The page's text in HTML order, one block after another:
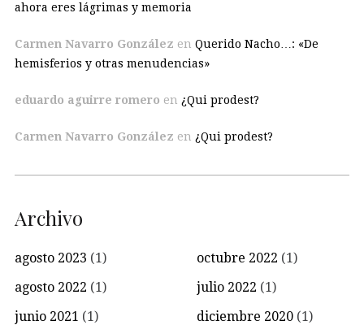
ahora eres lágrimas y memoria
Carmen Navarro González en Querido Nacho…: «De
hemisferios y otras menudencias»
eduardo aguirre romero en ¿Qui prodest?
Carmen Navarro González en ¿Qui prodest?
Archivo
agosto 2023 (1) octubre 2022 (1)
agosto 2022 (1) julio 2022 (1)
junio 2021 (1) diciembre 2020 (1)